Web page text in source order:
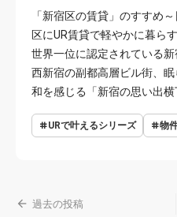
「新宿区の賃貸」のすすめ
区にUR賃貸で軽やかに暮ら
世界一位に認定されている
西新宿の副都高層ビル街、
和を感じる「新宿の思い出横
URで叶えるシリーズ 物
投過去の投稿